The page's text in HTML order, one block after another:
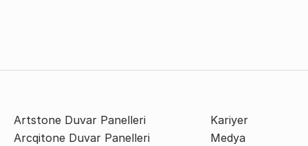
Artstone Duvar Panelleri
Arcqitone Duvar Panelleri
Kariyer
Medya